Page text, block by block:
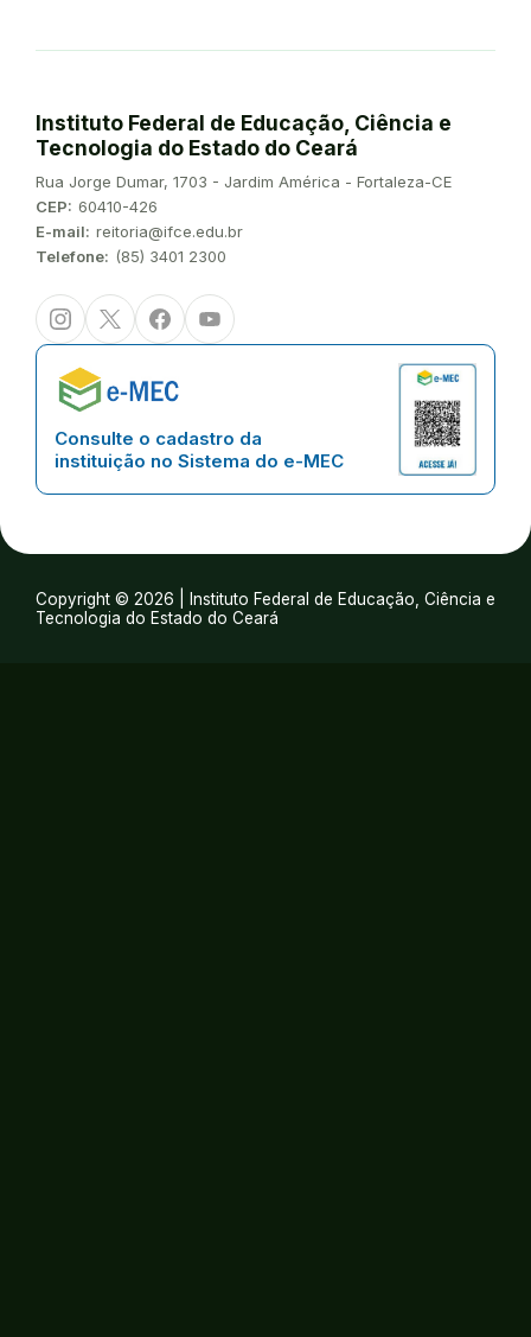
Instituto Federal de Educação, Ciência e
Tecnologia do Estado do Ceará
Endereço:
Rua Jorge Dumar, 1703 - Jardim América - Fortaleza-CE
CEP: 60410-426
E-mail: reitoria@ifce.edu.br
Telefone: (85) 3401 2300
InstagramTwitter/XFacebookYoutube
Consulte o cadastro da
instituição no Sistema do e-MEC
Copyright © 2026 | Instituto Federal de Educação, Ciência e
Tecnologia do Estado do Ceará